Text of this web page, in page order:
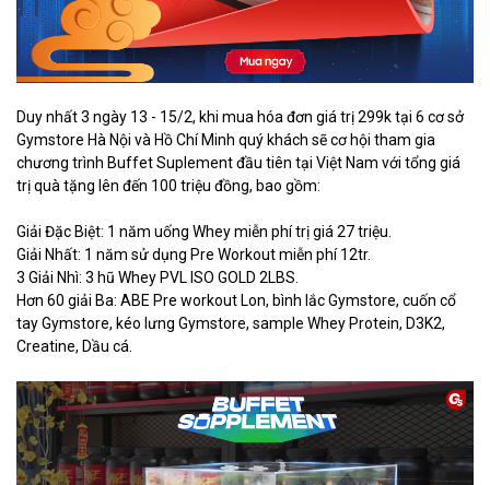
Duy nhất 3 ngày 13 - 15/2, khi mua hóa đơn giá trị 299k tại 6 cơ sở
Gymstore Hà Nội và Hồ Chí Minh quý khách sẽ cơ hội tham gia
chương trình Buffet Suplement đầu tiên tại Việt Nam với tổng giá
trị quà tặng lên đến 100 triệu đồng, bao gồm:
Giải Đặc Biệt: 1 năm uống Whey miễn phí trị giá 27 triệu.
Giải Nhất: 1 năm sử dụng Pre Workout miễn phí 12tr.
3 Giải Nhì: 3 hũ Whey PVL ISO GOLD 2LBS.
Hơn 60 giải Ba: ABE Pre workout Lon, bình lắc Gymstore, cuốn cổ
tay Gymstore, kéo lưng Gymstore, sample Whey Protein, D3K2,
Creatine, Dầu cá.